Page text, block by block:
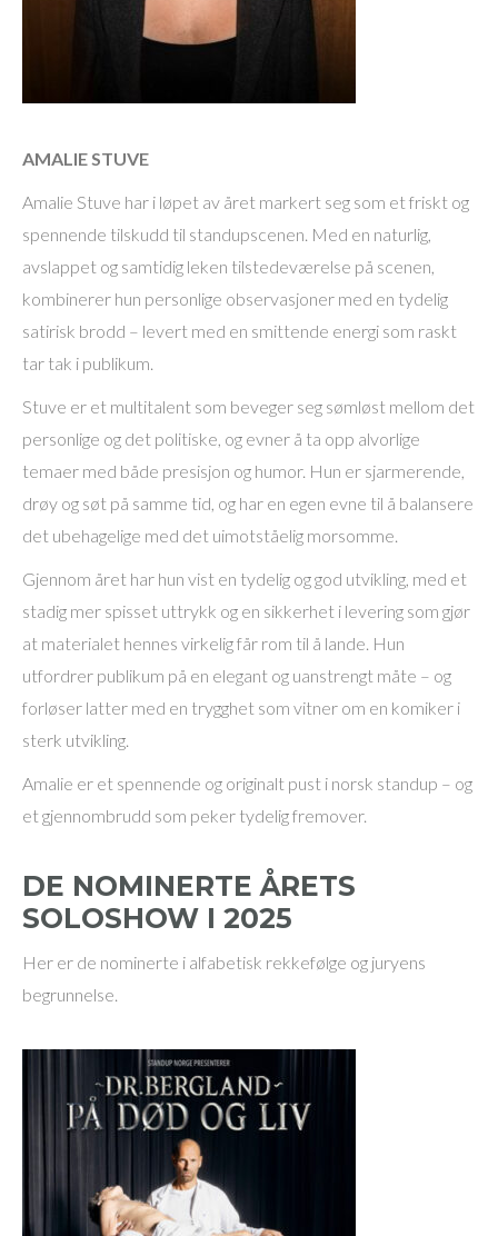
AMALIE STUVE
Amalie Stuve har i løpet av året markert seg som et friskt og
spennende tilskudd til standupscenen. Med en naturlig,
avslappet og samtidig leken tilstedeværelse på scenen,
kombinerer hun personlige observasjoner med en tydelig
satirisk brodd – levert med en smittende energi som raskt
tar tak i publikum.
Stuve er et multitalent som beveger seg sømløst mellom det
personlige og det politiske, og evner å ta opp alvorlige
temaer med både presisjon og humor. Hun er sjarmerende,
drøy og søt på samme tid, og har en egen evne til å balansere
det ubehagelige med det uimotståelig morsomme.
Gjennom året har hun vist en tydelig og god utvikling, med et
stadig mer spisset uttrykk og en sikkerhet i levering som gjør
at materialet hennes virkelig får rom til å lande. Hun
utfordrer publikum på en elegant og uanstrengt måte – og
forløser latter med en trygghet som vitner om en komiker i
sterk utvikling.
Amalie er et spennende og originalt pust i norsk standup – og
et gjennombrudd som peker tydelig fremover.
DE NOMINERTE ÅRETS
SOLOSHOW I 2025
Her er de nominerte i alfabetisk rekkefølge og juryens
begrunnelse.